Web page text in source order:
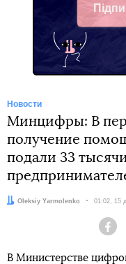
Новости
Минцифры: В
получение
подали 33
Автор:
Oleksiy Yarmolenko Дата:
01:02, 15
В Министерстве